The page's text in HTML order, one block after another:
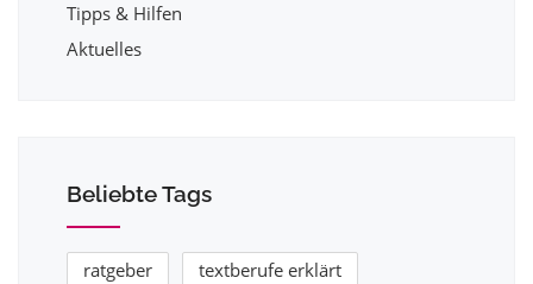
Tipps & Hilfen
Aktuelles
Beliebte Tags
ratgeber
textberufe erklärt